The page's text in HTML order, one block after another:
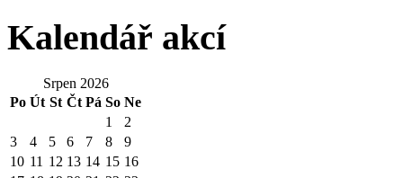
Kalendář akcí
Srpen 2026
Po Út St Čt Pá So Ne
1
2
3
4 5 6 7 8
9
10 11 12 13 14 15 16